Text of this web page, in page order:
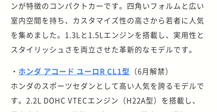
ンが特徴のコンパクトカーです。四角いフォルムと広い
室内空間を持ち、カスタマイズ性の高さから若者に人気
を集めました。1.3Lと1.5Lエンジンを搭載し、実用性と
スタイリッシュさを両立させた革新的なモデルです。
・ ホンダ アコード ユーロR CL1型 （6月解禁）
ホンダのスポーツセダンとして高い人気を誇るモデルで
す。2.2L DOHC VTECエンジン（H22A型）を搭載し、